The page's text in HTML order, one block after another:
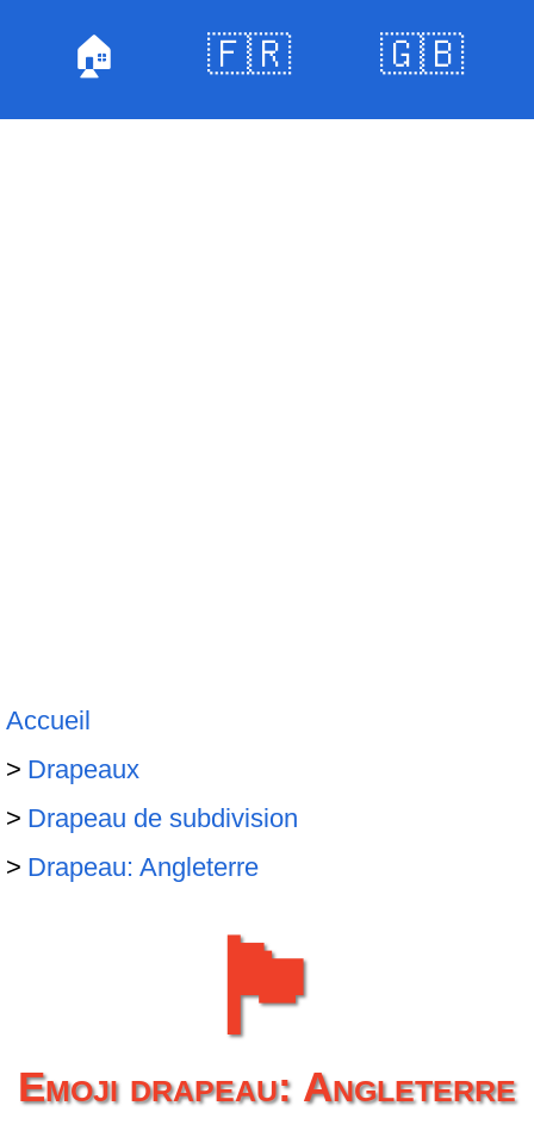
🏠 🇫🇷 🇬🇧
Accueil
Drapeaux
Drapeau de subdivision
Drapeau: Angleterre
🏴󠁧󠁢󠁥󠁮󠁧󠁿
Emoji drapeau: Angleterre